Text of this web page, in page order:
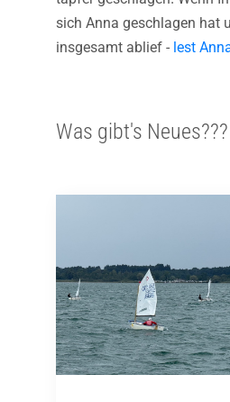
sich Anna geschlagen hat
insgesamt ablief - lest
Was gibt's Neues???